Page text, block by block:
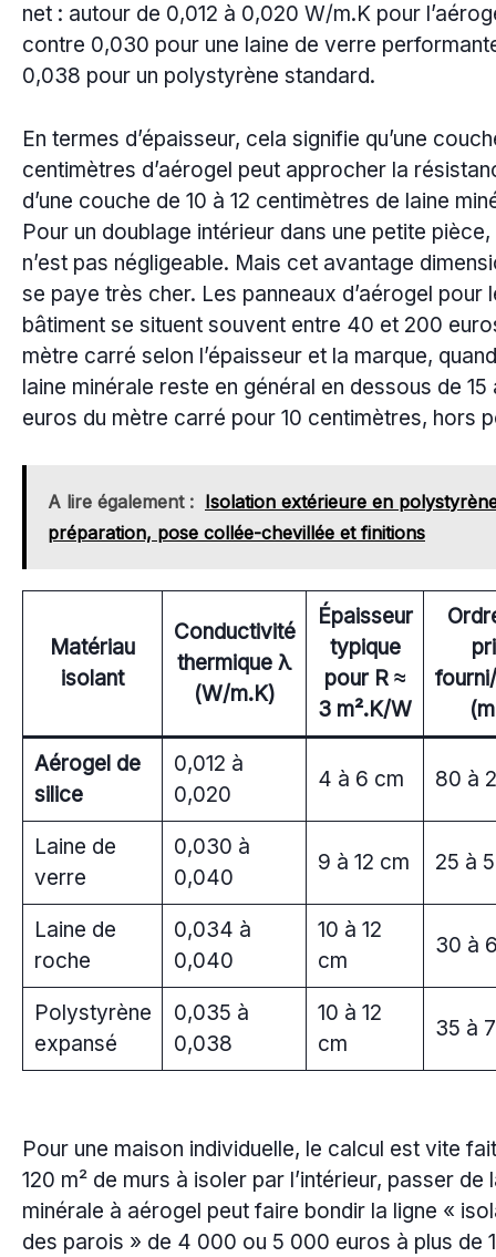
net : autour de 0,012 à 0,020 W/m.K pour
contre 0,030 pour une laine de verre
0,038 pour un polystyrène standard.
En termes d’épaisseur, cela signifie qu’une
centimètres d’aérogel peut approcher la
d’une couche de 10 à 12 centimètres de laine
Pour un doublage intérieur dans une petite
n’est pas négligeable. Mais cet avantage
se paye très cher. Les panneaux d’aérogel pour
bâtiment se situent souvent entre 40 et 200
mètre carré selon l’épaisseur et la marque,
laine minérale reste en général en dessous de 15
euros du mètre carré pour 10 centimètres, hors
A lire également : Isolation extérieure en
préparation, pose collée-chevillée et finitions
Matériau
isolant
Conductivité
thermique λ
(W/m.K)
Épaisseur
typique
pour R ≈
3 m².K/W
Aérogel de
silice
0,012 à
0,020
4 à 6 cm 80 à
Laine de
verre
0,030 à
0,040
9 à 12 cm 25 à
Laine de
roche
0,034 à
0,040
10 à 12
cm
30 à
Polystyrène
expansé
0,035 à
0,038
10 à 12
cm
35 à
Pour une maison individuelle, le calcul est vite
120 m² de murs à isoler par l’intérieur, passer de
minérale à aérogel peut faire bondir la ligne «
des parois » de 4 000 ou 5 000 euros à plus de